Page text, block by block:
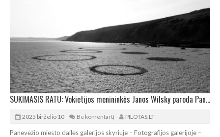
SUKIMASIS RATU: Vokietijos menininkės Janos Wilsky paroda Panevėžyje
2025 birželio 10 Be komentarų PILOTAS.LT
Panevėžio miesto dailės galerijos skyriuje – Fotografijos galerijoje –